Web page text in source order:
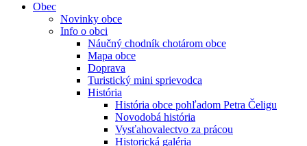
Obec
Novinky obce
Info o obci
Náučný chodník chotárom obce
Mapa obce
Doprava
Turistický mini sprievodca
História
História obce pohľadom Petra Čeligu
Novodobá história
Vysťahovalectvo za prácou
Historická galéria